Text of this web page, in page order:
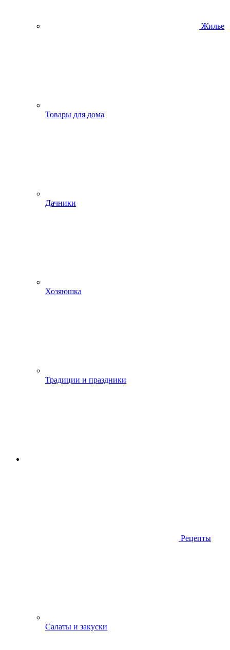
Жилье
Товары для дома
Дачники
Хозяюшка
Традиции и праздники
Рецепты
Салаты и закуски